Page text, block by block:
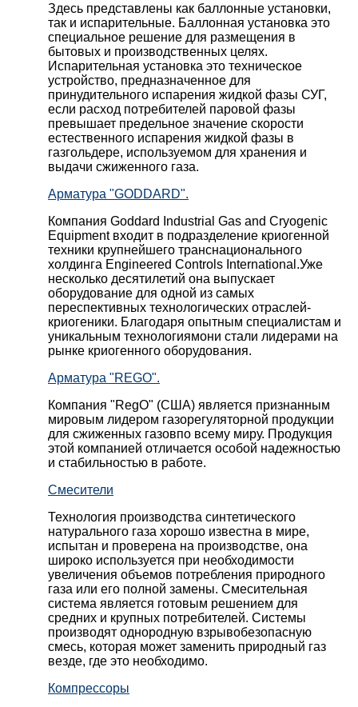
Здесь представлены как баллонные установки,
так и испарительные. Баллонная установка это
специальное решение для размещения в
бытовых и производственных целях.
Испарительная установка это техническое
устройство, предназначенное для
принудительного испарения жидкой фазы СУГ,
если расход потребителей паровой фазы
превышает предельное значение скорости
естественного испарения жидкой фазы в
газгольдере, используемом для хранения и
выдачи сжиженного газа.
Арматура "GODDARD".
Компания Goddard Industrial Gas and Cryogenic
Equipment входит в подразделение криогенной
техники крупнейшего транснационального
холдинга Engineered Controls International.Уже
несколько десятилетий она выпускает
оборудование для одной из самых
переспективных технологических отраслей-
криогеники. Благодаря опытным специалистам и
уникальным технологиямони стали лидерами на
рынке криогенного оборудования.
Арматура "REGO".
Компания "RegO" (США) является признанным
мировым лидером газорегуляторной продукции
для сжиженных газовпо всему миру. Продукция
этой компанией отличается особой надежностью
и стабильностью в работе.
Смесители
Технология производства синтетического
натурального газа хорошо известна в мире,
испытан и проверена на производстве, она
широко используется при необходимости
увеличения объемов потребления природного
газа или его полной замены. Смесительная
система является готовым решением для
средних и крупных потребителей. Системы
производят однородную взрывобезопасную
смесь, которая может заменить природный газ
везде, где это необходимо.
Компрессоры